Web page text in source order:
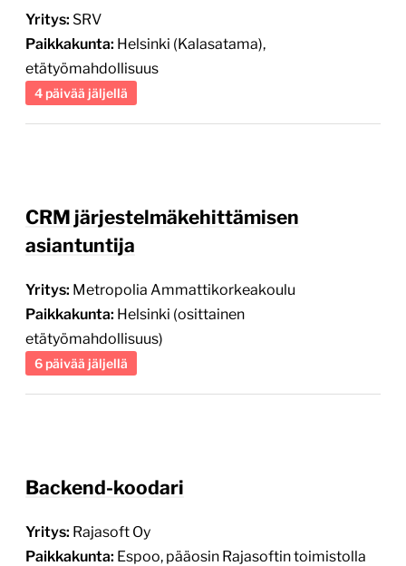
Yritys: SRV
Paikkakunta: Helsinki (Kalasatama),
etätyömahdollisuus
4 päivää jäljellä
CRM järjestelmäkehittämisen
asiantuntija
Yritys: Metropolia Ammattikorkeakoulu
Paikkakunta: Helsinki (osittainen
etätyömahdollisuus)
6 päivää jäljellä
Backend-koodari
Yritys: Rajasoft Oy
Paikkakunta: Espoo, pääosin Rajasoftin toimistolla